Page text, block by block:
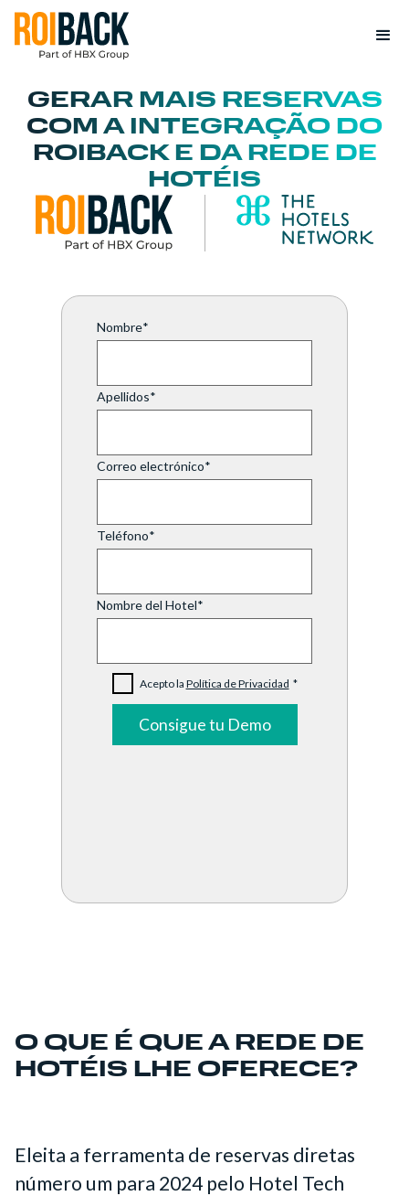
GERAR MAIS RESERVAS
COM A INTEGRAÇÃO DO
ROIBACK E DA REDE DE
HOTÉIS
O QUE É QUE A REDE DE
HOTÉIS LHE OFERECE?
Eleita a ferramenta de reservas diretas
número um para 2024 pelo Hotel Tech